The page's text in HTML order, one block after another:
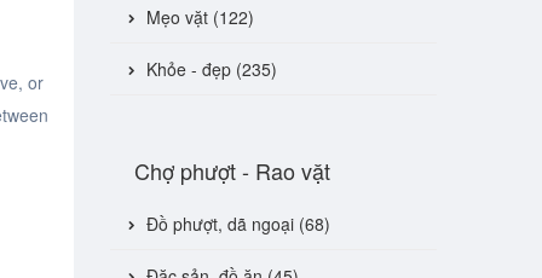
or
Mẹo vặt (122)
Khỏe - đẹp (235)
Chợ phượt - Rao vặt
Đồ phượt, dã ngoại (68)